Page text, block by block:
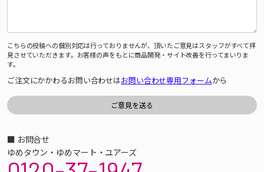
こちらの投稿への個別対応は行っておりませんが、頂いたご意見はスタッフがすべて拝
見させていただきます。お客様の声をもとに商品開発・サイト改善を行ってまいりま
す。
ご注文にかかわるお問い合わせはお問い合わせ専用フォームから
■ お問合せ
ゆめタウン・ゆめマート・ユアーズ